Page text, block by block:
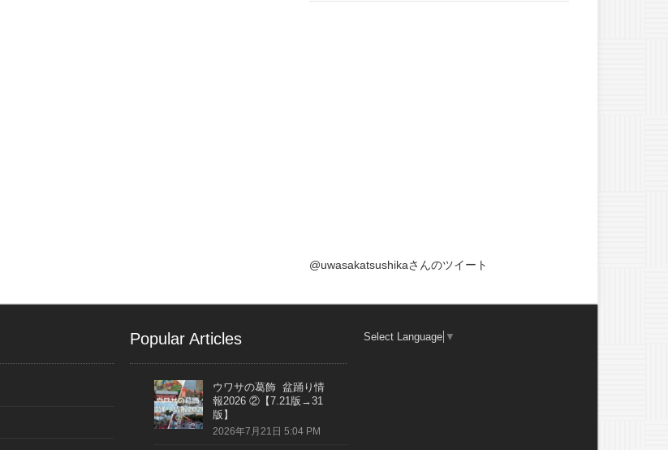
@uwasakatsushikaさんのツイート
Popular Articles
ウワサの葛飾 盆踊り情
報2026 ②【7.21版→31
版】
2026年7月21日 5:04 PM
Select Language ▼